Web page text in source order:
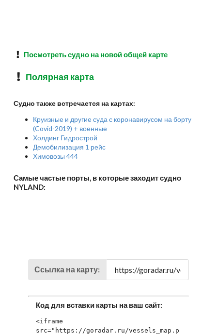
Посмотреть судно на новой общей карте
Полярная карта
Судно также встречается на картах:
Круизные и другие суда с коронавирусом на борту
(Covid-2019) + военные
Холдинг Гидрострой
Демобилизация 1 рейс
Химовозы 444
Самые частые порты, в которые заходит судно
NYLAND:
Ссылка на карту:
Код для вставки карты на ваш сайт:
<iframe
src="https://goradar.ru/vessels_map.p